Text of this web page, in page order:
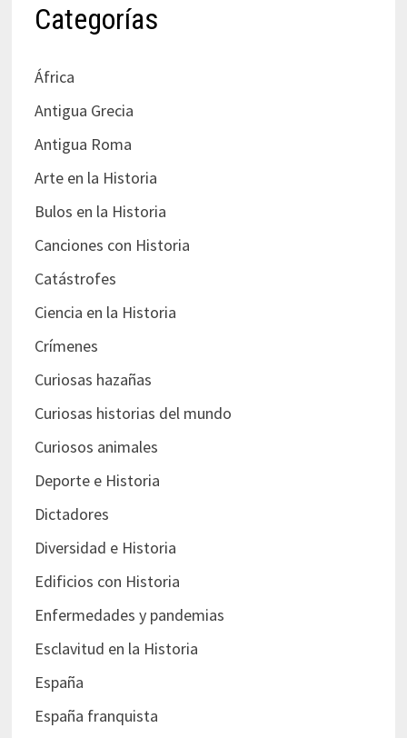
Categorías
África
Antigua Grecia
Antigua Roma
Arte en la Historia
Bulos en la Historia
Canciones con Historia
Catástrofes
Ciencia en la Historia
Crímenes
Curiosas hazañas
Curiosas historias del mundo
Curiosos animales
Deporte e Historia
Dictadores
Diversidad e Historia
Edificios con Historia
Enfermedades y pandemias
Esclavitud en la Historia
España
España franquista